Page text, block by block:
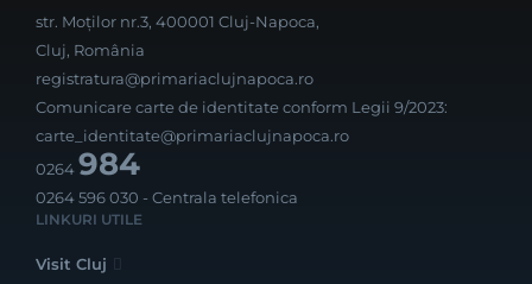
str. Moților nr.3, 400001 Cluj-Napoca,
Cluj, România
registratura@primariaclujnapoca.ro
Comunicare carte de identitate conform Legii 9/2023:
carte_identitate@primariaclujnapoca.ro
0264984
0264 596 030 - Centrala telefonica
LINKURI UTILE
Visit Cluj